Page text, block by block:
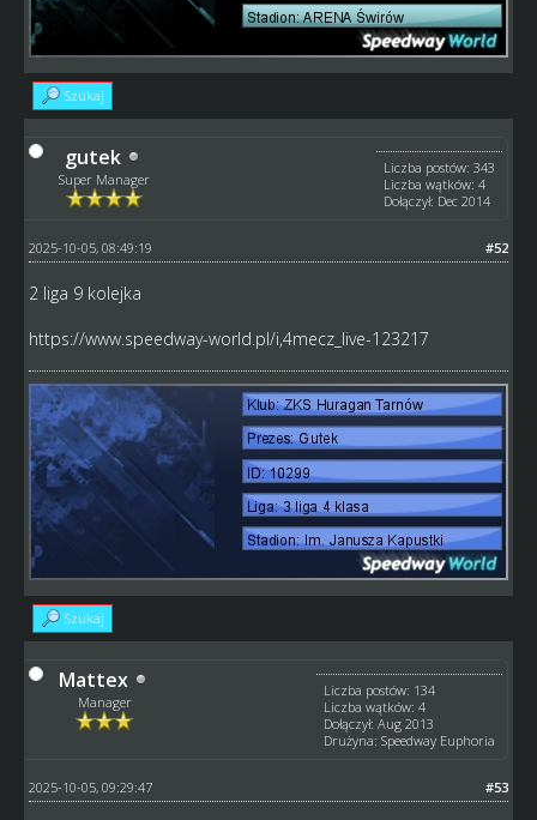
Szukaj
gutek
Super Manager
Liczba postów: 343
Liczba wątków: 4
Dołączył: Dec 2014
#52
2025-10-05, 08:49:19
2 liga 9 kolejka
https://www.speedway-world.pl/i,4mecz_live-123217
Szukaj
Mattex
Manager
Liczba postów: 134
Liczba wątków: 4
Dołączył: Aug 2013
Drużyna: Speedway Euphoria
#53
2025-10-05, 09:29:47